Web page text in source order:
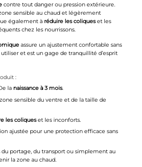
contre tout danger ou pression extérieure.
sensible au chaud et légèrement
également à réduire les coliqueset les
chez les nourrissons.
assure un ajustement confortable sans
utiliser et est un gage de tranquillité d’esprit
:
la naissance à 3 mois.
sensible du ventre et de la taille de
les coliqueset les inconforts.
ajustée pour une protection efficace sans
portage, du transport ou simplement au
la zone au chaud.